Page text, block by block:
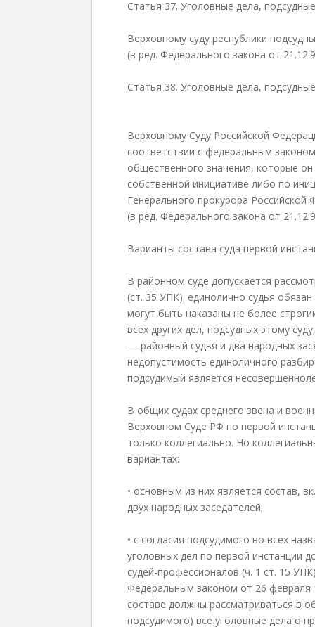
Статья 37. Уголовные дела,
Верховному суду республики
(в ред. Федерального закона от
Статья 38. Уголовные дела,
Верховному Суду Российской
соответствии с федеральным
общественного значения, которые
собственной инициативе либо по
Генерального прокурора
(в ред. Федерального закона от
Варианты состава суда первой
В районном суде допускается
(ст. 35 УПК): единолично судья
могут быть наказаны не более
всех других дел, подсудных этому
— районный судья и два народных
недопустимость единоличного
подсудимый является
В общих судах среднего звена и
Верховном Суде РФ по первой
только коллегиально. Но
вариантах:
• основным из них является состав,
двух народных заседателей;
• с согласия подсудимого во всех
уголовных дел по первой инстанции
судей-профессионалов (ч. 1 ст. 15
Федеральным законом от 26
составе должны рассматриваться в
подсудимого) все уголовные дела о